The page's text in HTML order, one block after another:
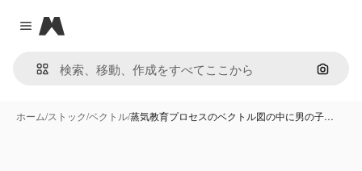
Close menu
Magnific
画像で
ホーム/ストック/ベクトル/蒸気教育プロセスのベクトル図の中に男の子…